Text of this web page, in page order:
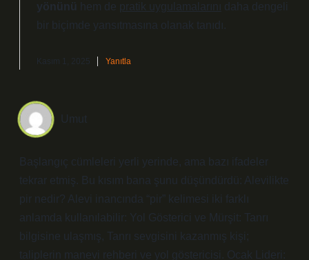
yönünü
hem de pratik uygulamalarını
daha dengeli
bir biçimde yansıtmasına olanak tanıdı.
Kasım 1, 2025 Yanıtla
Umut
Başlangıç cümleleri yerli yerinde, ama bazı ifadeler
tekrar etmiş. Bu kısım bana şunu düşündürdü: Alevilikte
pir nedir? Alevi inancında “pir” kelimesi iki farklı
anlamda kullanılabilir: Yol Gösterici ve Mürşit: Tanrı
bilgisine ulaşmış, Tanrı sevgisini kazanmış kişi;
taliplerin manevi rehberi ve yol göstericisi. Ocak Lideri: